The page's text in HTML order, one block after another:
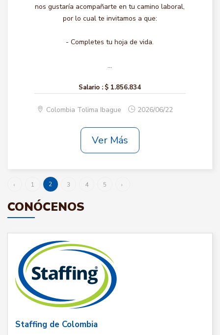
nos gustaría acompañarte en tu camino laboral,
por lo cual te invitamos a que:
- Completes tu hoja de vida.
...
Salario : $ 1.856.834
Colombia Tolima Ibague 2026/06/22
Ver Más
‹ 1 2 3 4 5 ›
CONÓCENOS
Staffing de Colombia